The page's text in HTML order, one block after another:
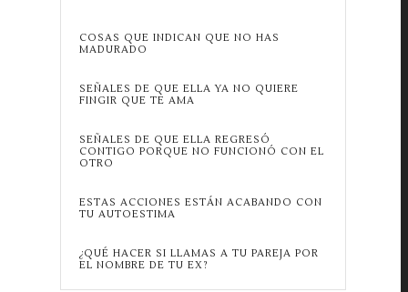
COSAS QUE INDICAN QUE NO HAS
MADURADO
SEÑALES DE QUE ELLA YA NO QUIERE
FINGIR QUE TE AMA
SEÑALES DE QUE ELLA REGRESÓ
CONTIGO PORQUE NO FUNCIONÓ CON EL
OTRO
ESTAS ACCIONES ESTÁN ACABANDO CON
TU AUTOESTIMA
¿QUÉ HACER SI LLAMAS A TU PAREJA POR
EL NOMBRE DE TU EX?